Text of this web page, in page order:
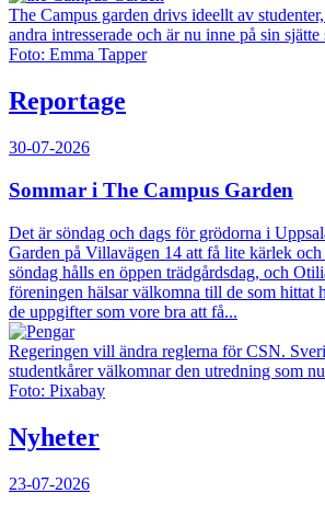
The Campus garden drivs ideellt av
andra intresserade och är nu inne på sin sjätte
Foto: Emma Tapper
Reportage
30-07-2026
Sommar i The Campus Garden
Det är söndag och dags för grödorna i
Garden på Villavägen 14 att få lite kärlek
söndag hålls en öppen trädgårdsdag, och
föreningen hälsar välkomna till de som hittat
de uppgifter som vore bra att få...
Regeringen vill ändra reglerna för CSN.
studentkårer välkomnar den utredning som
Foto: Pixabay
Nyheter
23-07-2026